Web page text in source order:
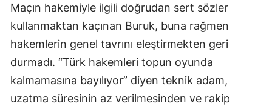
Maçın hakemiyle ilgili doğrudan sert sözler
kullanmaktan kaçınan Buruk, buna rağmen
hakemlerin genel tavrını eleştirmekten geri
durmadı. “Türk hakemleri topun oyunda
kalmamasına bayılıyor” diyen teknik adam,
uzatma süresinin az verilmesinden ve rakip